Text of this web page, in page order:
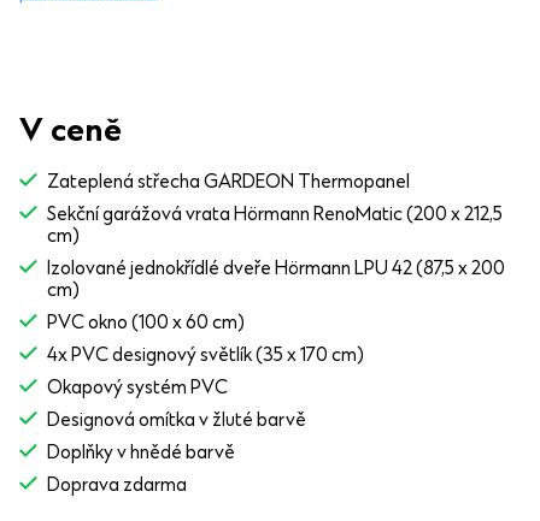
V ceně
Zateplená střecha GARDEON Thermopanel
Sekční garážová vrata Hörmann RenoMatic (200 x 212,5
cm)
Izolované jednokřídlé dveře Hörmann LPU 42 (87,5 x 200
cm)
PVC okno (100 x 60 cm)
4x PVC designový světlík (35 x 170 cm)
Okapový systém PVC
Designová omítka v žluté barvě
Doplňky v hnědé barvě
Doprava zdarma